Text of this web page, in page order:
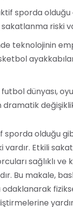
sporda olduğu
riski
teknolojinin
futbol dünyası,
dramatik
sporda olduğu
Etkili
sağlıklı ve
Bu makale,
odaklanarak